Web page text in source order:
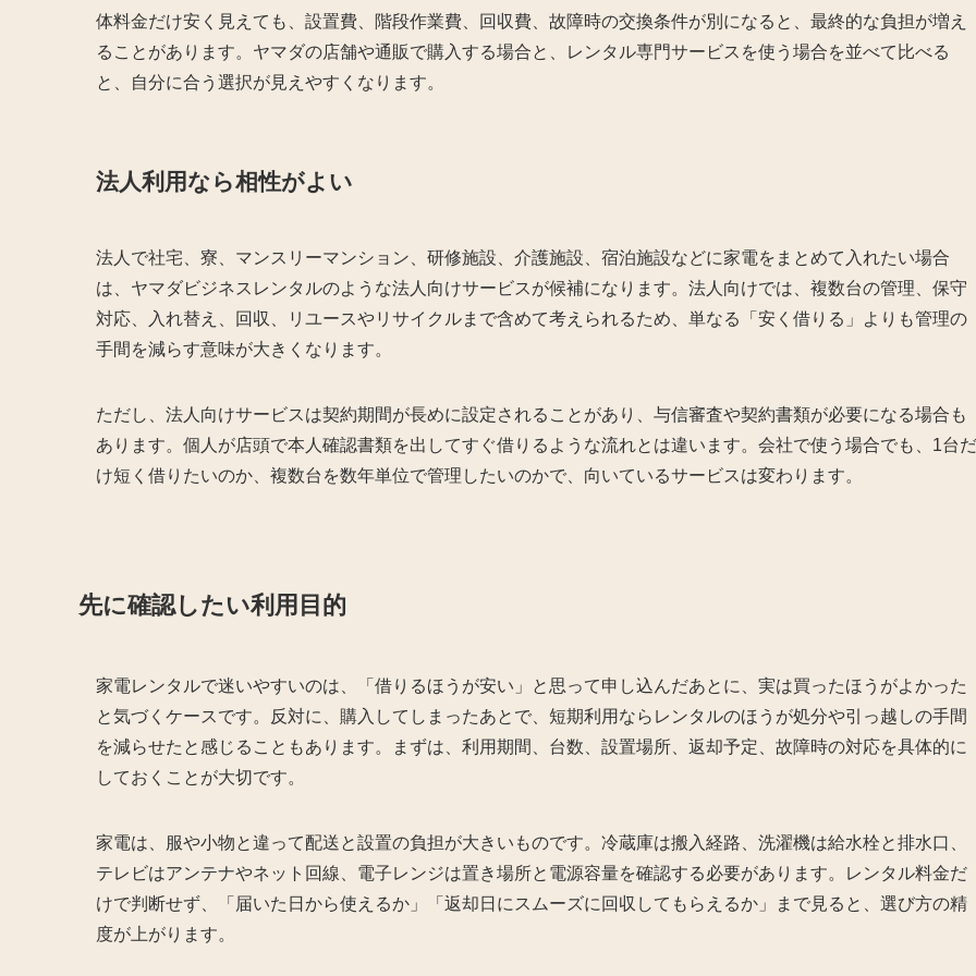
体料金だけ安く見えても、設置費、階段作業費、回収費、故障時の交換条件が別になると、最終的な負担が増え
ることがあります。ヤマダの店舗や通販で購入する場合と、レンタル専門サービスを使う場合を並べて比べる
と、自分に合う選択が見えやすくなります。
法人利用なら相性がよい
法人で社宅、寮、マンスリーマンション、研修施設、介護施設、宿泊施設などに家電をまとめて入れたい場合
は、ヤマダビジネスレンタルのような法人向けサービスが候補になります。法人向けでは、複数台の管理、保守
対応、入れ替え、回収、リユースやリサイクルまで含めて考えられるため、単なる「安く借りる」よりも管理の
手間を減らす意味が大きくなります。
ただし、法人向けサービスは契約期間が長めに設定されることがあり、与信審査や契約書類が必要になる場合も
あります。個人が店頭で本人確認書類を出してすぐ借りるような流れとは違います。会社で使う場合でも、1台だ
け短く借りたいのか、複数台を数年単位で管理したいのかで、向いているサービスは変わります。
先に確認したい利用目的
家電レンタルで迷いやすいのは、「借りるほうが安い」と思って申し込んだあとに、実は買ったほうがよかった
と気づくケースです。反対に、購入してしまったあとで、短期利用ならレンタルのほうが処分や引っ越しの手間
を減らせたと感じることもあります。まずは、利用期間、台数、設置場所、返却予定、故障時の対応を具体的に
しておくことが大切です。
家電は、服や小物と違って配送と設置の負担が大きいものです。冷蔵庫は搬入経路、洗濯機は給水栓と排水口、
テレビはアンテナやネット回線、電子レンジは置き場所と電源容量を確認する必要があります。レンタル料金だ
けで判断せず、「届いた日から使えるか」「返却日にスムーズに回収してもらえるか」まで見ると、選び方の精
度が上がります。